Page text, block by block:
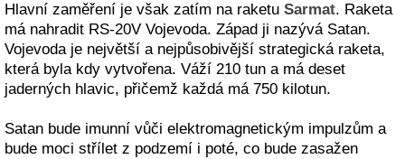
Hlavní zaměření je však zatím na raketu Sarmat. Raketa
má nahradit RS-20V Vojevoda. Západ ji nazývá Satan.
Vojevoda je největší a nejpůsobivější strategická raketa,
která byla kdy vytvořena. Váží 210 tun a má deset
jaderných hlavic, přičemž každá má 750 kilotun.
Satan bude imunní vůči elektromagnetickým impulzům a
bude moci střílet z podzemí i poté, co bude zasažen